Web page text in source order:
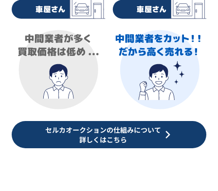
セルカオークションの仕組みについて
詳しくはこちら